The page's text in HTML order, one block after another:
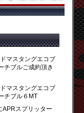
マスタングエコブ
チブルご成約頂き
マスタングエコブ
チブル６MT
APRスプリッター